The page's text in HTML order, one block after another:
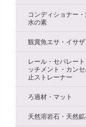
コンディショナー
水の素
観賞魚エサ・イサザ
レール・セパレー
ッチメント・カン
止ストレーナー
ろ過材・マット
天然溶岩石・天然